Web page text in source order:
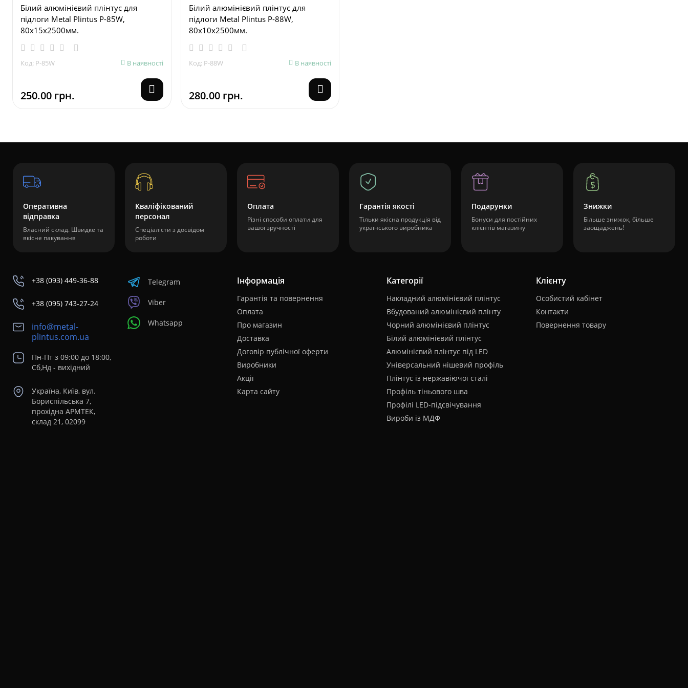
Білий алюмінієвий плінтус для
підлоги Metal Plintus P-85W,
80х15х2500мм.
Код: P-85W В наявності
250.00 грн.
Білий алюмінієвий плінтус для
підлоги Metal Plintus P-88W,
80х10х2500мм.
Код: P-88W В наявності
280.00 грн.
Оперативна
відправка
Власний склад. Швидке та
якісне пакування
Кваліфікований
персонал
Спеціалісти з досвідом
роботи
Оплата
Різні способи оплати для
вашої зручності
Гарантія якості
Тільки якісна продукція від
українського виробника
Подарунки
Бонуси для постійних
клієнтів магазину
Знижки
Більше знижок, більше
заощаджень!
+38 (093) 449-36-88
+38 (095) 743-27-24
info@metal-
plintus.com.ua
Пн-Пт з 09:00 до 18:00,
Сб,Нд - вихідний
Україна, Київ, вул.
Бориспільська 7,
прохідна АРМТЕК,
склад 21, 02099
Telegram
Viber
Whatsapp
Інформація
Гарантія та повернення
Оплата
Про магазин
Доставка
Договір публічної оферти
Виробники
Акції
Карта сайту
Категорії
Накладний алюмінієвий плінтус
Вбудований алюмінієвий плінту
Чорний алюмінієвий плінтус
Білий алюмінієвий плінтус
Алюмінієвий плінтус під LED
Універсальний нішевий профіль
Плінтус із нержавіючої сталі
Профіль тіньового шва
Профілі LED-підсвічування
Вироби із МДФ
Клієнту
Особистий кабінет
Контакти
Повернення товару